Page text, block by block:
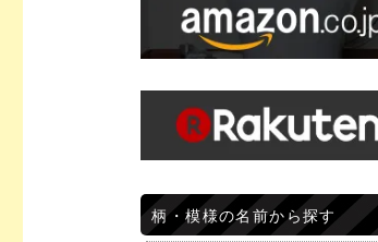
柄・模様の名前から探す